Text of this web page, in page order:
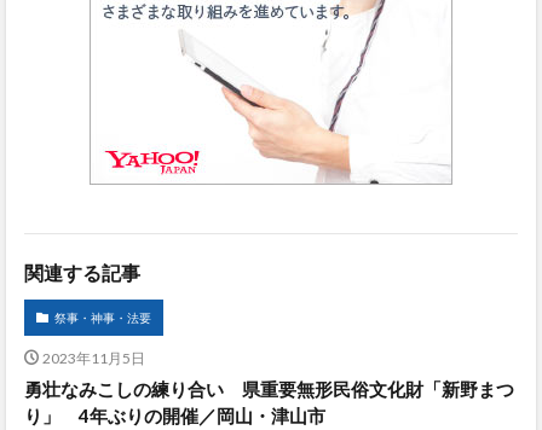
関連する記事
祭事・神事・法要
2023年11月5日
勇壮なみこしの練り合い 県重要無形民俗文化財「新野まつ
り」 4年ぶりの開催／岡山・津山市